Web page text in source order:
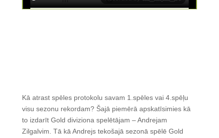
Kā atrast spēles protokolu savam 1.spēles vai 4.spēļu
visu sezonu rekordam? Šajā piemērā apskatīsimies kā
to izdarīt Gold diviziona spelētājam – Andrejam
Zilgalvim. Tā kā Andrejs tekošajā sezonā spēlē Gold